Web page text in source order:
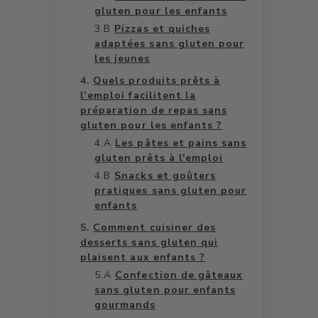
gluten pour les enfants
Pizzas et quiches
adaptées sans gluten pour
les jeunes
Quels produits prêts à
l’emploi facilitent la
préparation de repas sans
gluten pour les enfants ?
Les pâtes et pains sans
gluten prêts à l'emploi
Snacks et goûters
pratiques sans gluten pour
enfants
Comment cuisiner des
desserts sans gluten qui
plaisent aux enfants ?
Confection de gâteaux
sans gluten pour enfants
gourmands